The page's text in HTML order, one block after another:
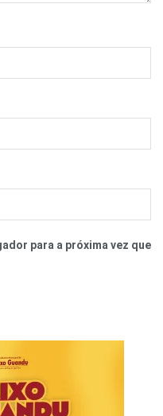
para a próxima vez que